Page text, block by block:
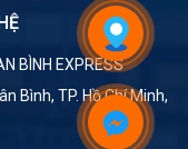
BÌNH EXPRESS
Bình, TP. Hồ Chí Minh,